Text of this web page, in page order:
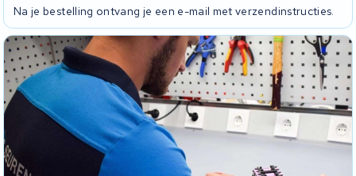
Na je bestelling ontvang je een e-mail met verzendinstructies.